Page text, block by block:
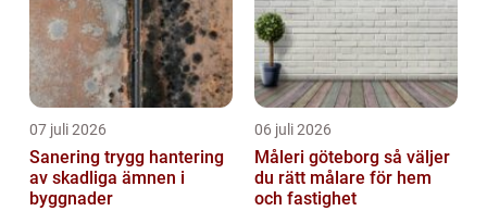
07 juli 2026
Sanering trygg hantering
av skadliga ämnen i
byggnader
06 juli 2026
Måleri göteborg så väljer
du rätt målare för hem
och fastighet